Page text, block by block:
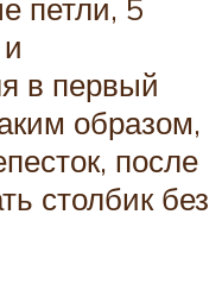
петли, 5
в первый
образом,
после
столбик без